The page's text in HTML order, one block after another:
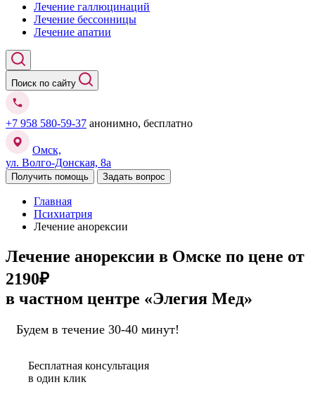
Лечение галлюцинаций
Лечение бессонницы
Лечение апатии
Поиск по сайту
+7 958 580-59-37 анонимно, бесплатно
Омск,
ул. Волго-Донская, 8а
Получить помощь Задать вопрос
Главная
Психиатрия
Лечение анорексии
Лечение анорексии в Омске по цене от
2190₽
в частном центре «Элегия Мед»
Будем в течение 30-40 минут!
Бесплатная консультация
в один клик